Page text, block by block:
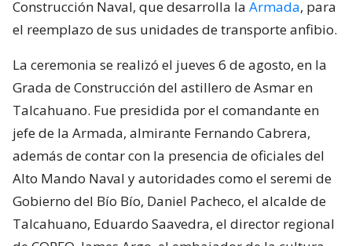
Construcción Naval, que desarrolla la Armada, para
el reemplazo de sus unidades de transporte anfibio.
La ceremonia se realizó el jueves 6 de agosto, en la
Grada de Construcción del astillero de Asmar en
Talcahuano. Fue presidida por el comandante en
jefe de la Armada, almirante Fernando Cabrera,
además de contar con la presencia de oficiales del
Alto Mando Naval y autoridades como el seremi de
Gobierno del Bío Bío, Daniel Pacheco, el alcalde de
Talcahuano, Eduardo Saavedra, el director regional